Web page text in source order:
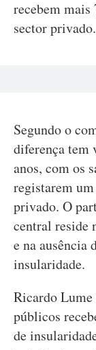
recebem mais
sector privado.
Segundo o
diferença tem
anos, com os
registarem
privado. O
central reside
e na ausência
insularidade.
Ricardo Lume
públicos
de